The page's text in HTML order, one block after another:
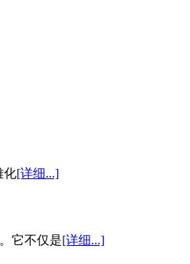
化[详细...]
它不仅是[详细...]